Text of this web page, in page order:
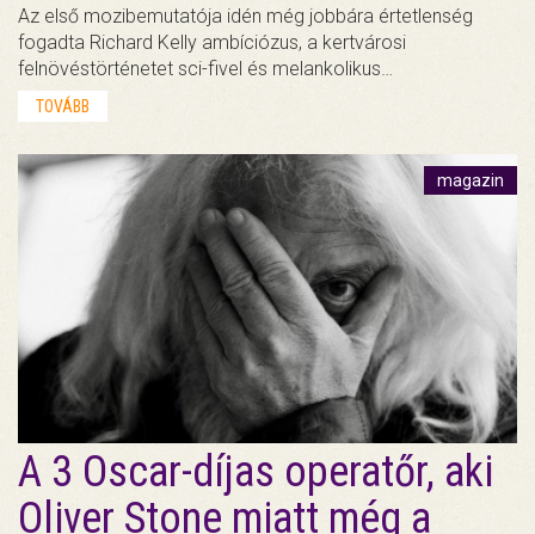
Az első mozibemutatója idén még jobbára értetlenség
fogadta Richard Kelly ambíciózus, a kertvárosi
felnövéstörténetet sci-fivel és melankolikus…
TOVÁBB
magazin
A 3 Oscar-díjas operatőr, aki
Oliver Stone miatt még a